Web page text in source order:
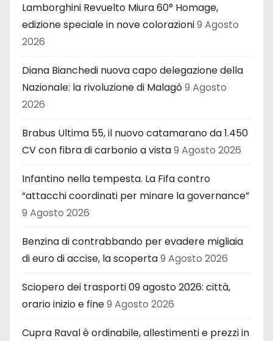
Lamborghini Revuelto Miura 60° Homage,
edizione speciale in nove colorazioni9 Agosto
2026
Diana Bianchedi nuova capo delegazione della
Nazionale: la rivoluzione di Malagò9 Agosto
2026
Brabus Ultima 55, il nuovo catamarano da 1.450
CV con fibra di carbonio a vista9 Agosto 2026
Infantino nella tempesta. La Fifa contro
“attacchi coordinati per minare la governance”
9 Agosto 2026
Benzina di contrabbando per evadere migliaia
di euro di accise, la scoperta9 Agosto 2026
Sciopero dei trasporti 09 agosto 2026: città,
orario inizio e fine9 Agosto 2026
Cupra Raval è ordinabile, allestimenti e prezzi in